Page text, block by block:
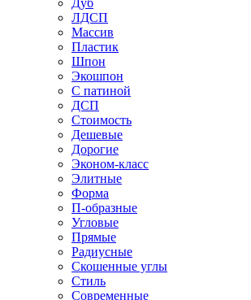
Дуб
ЛДСП
Массив
Пластик
Шпон
Экошпон
С патиной
ДСП
Стоимость
Дешевые
Дорогие
Эконом-класс
Элитные
Форма
П-образные
Угловые
Прямые
Радиусные
Скошенные углы
Стиль
Современные